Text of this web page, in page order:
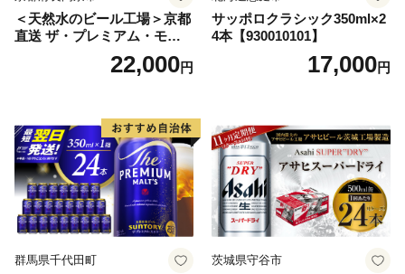
＜天然水のビール工場＞京都
直送 ザ・プレミアム・モル
ツ 350ml×24本 プレモル [149
22,000円
サッポロクラシック350ml×2
4本【930010101】
17,000円
群馬県千代田町 茨城県守谷市